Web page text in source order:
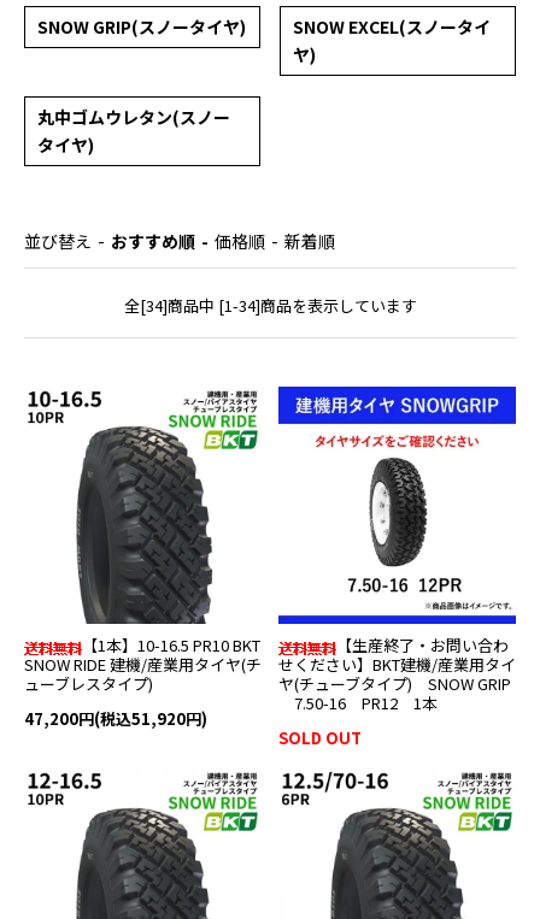
SNOW GRIP(スノータイヤ)
SNOW EXCEL(スノータイ
ヤ)
丸中ゴムウレタン(スノー
タイヤ)
並び替え おすすめ順 価格順 新着順
全[34]商品中 [1-34]商品を表示しています
【1本】10-16.5 PR10 BKT
SNOW RIDE 建機/産業用タイヤ(チ
ューブレスタイプ)
47,200円(税込51,920円)
【生産終了・お問い合わ
せください】BKT建機/産業用タイ
ヤ(チューブタイプ) SNOW GRIP
7.50-16 PR12 1本
SOLD OUT